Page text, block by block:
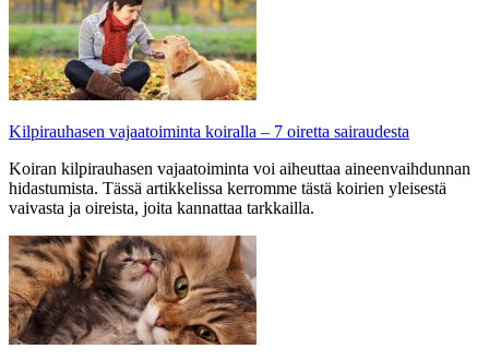
Kilpirauhasen vajaatoiminta koiralla – 7 oiretta sairaudesta
Koiran kilpirauhasen vajaatoiminta voi aiheuttaa aineenvaihdunnan
hidastumista. Tässä artikkelissa kerromme tästä koirien yleisestä
vaivasta ja oireista, joita kannattaa tarkkailla.